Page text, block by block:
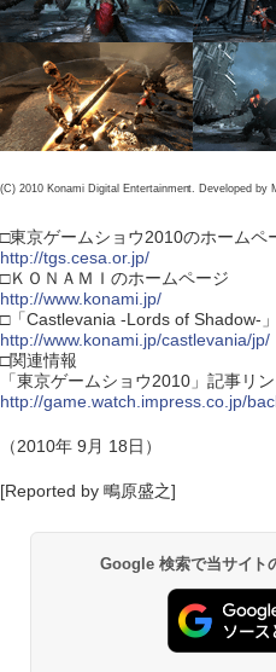
(C) 2010 Konami Digital Entertainment. Developed by
□東京ゲームショウ2010のホームペ
http://tgs.cesa.or.jp/
□ＫＯＮＡＭＩのホームページ
http://www.konami.jp/
□「Castlevania -Lords of Shadow-
http://www.konami.jp/castlevania/jp/
□関連情報
「東京ゲームショウ2010」記事リ
http://game.watch.impress.co.jp/
（2010年 9月 18日）
[Reported by 鴫原盛之]
Google 検索で当サイト